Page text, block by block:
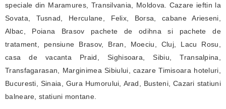
speciale din Maramures, Transilvania, Moldova. Cazare ieftin la
Sovata, Tusnad, Herculane, Felix, Borsa, cabane Arieseni,
Albac, Poiana Brasov pachete de odihna si pachete de
tratament, pensiune Brasov, Bran, Moeciu, Cluj, Lacu Rosu,
casa de vacanta Praid, Sighisoara, Sibiu, Transalpina,
Transfagarasan, Marginimea Sibiului, cazare Timisoara hoteluri,
Bucuresti, Sinaia, Gura Humorului, Arad, Busteni, Cazari statiuni
balneare, statiuni montane.